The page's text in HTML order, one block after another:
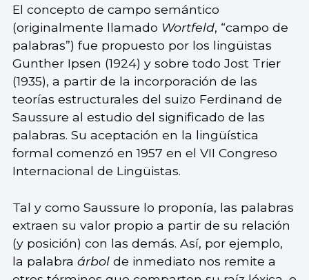
El concepto de campo semántico
(originalmente llamado Wortfeld, “campo de
palabras”) fue propuesto por los lingüistas
Gunther Ipsen (1924) y sobre todo Jost Trier
(1935), a partir de la incorporación de las
teorías estructurales del suizo Ferdinand de
Saussure al estudio del significado de las
palabras. Su aceptación en la lingüística
formal comenzó en 1957 en el VII Congreso
Internacional de Lingüistas.
Tal y como Saussure lo proponía, las palabras
extraen su valor propio a partir de su relación
(y posición) con las demás. Así, por ejemplo,
la palabra árbolde inmediato nos remite a